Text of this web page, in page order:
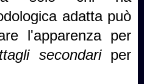
adatta può
l'apparenza per
secondariper